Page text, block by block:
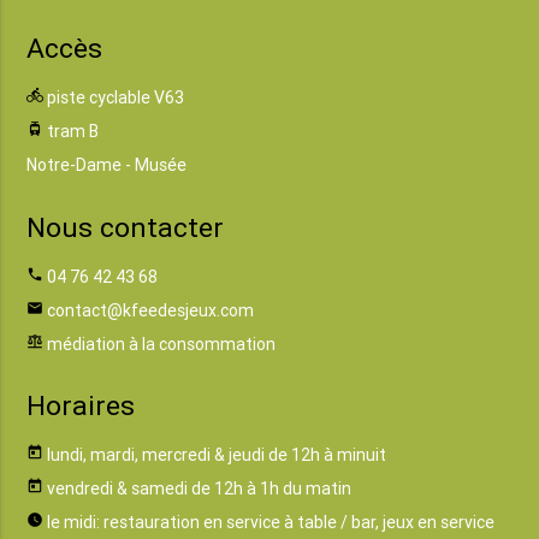
Accès
directions_bike piste cyclable V63
tram tram B
Notre-Dame - Musée
Nous contacter
phone 04 76 42 43 68
email contact@kfeedesjeux.com
balance médiation à la consommation
Horaires
today lundi, mardi, mercredi & jeudi de 12h à minuit
today vendredi & samedi de 12h à 1h du matin
watch_later le midi: restauration en service à table / bar, jeux en service